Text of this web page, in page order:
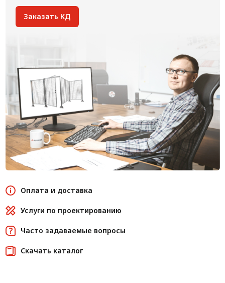
Заказать КД
Оплата и доставка
Услуги по проектированию
Часто задаваемые вопросы
Скачать каталог